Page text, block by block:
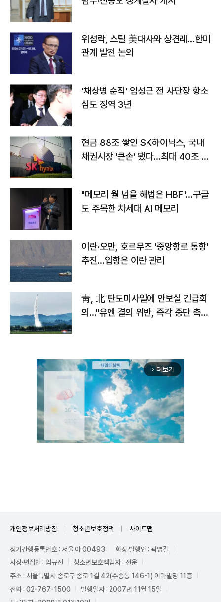
위성락, 스틸 美대사와 상견례…한미
관계 발전 논의
'채상병 순직' 임성근 전 사단장 항소
심도 징역 3년
현금 88조 쌓인 SK하이닉스, 국내
채권시장 '큰손' 됐다…최대 40조 투
"메모리 월 넘을 해법은 HBF"…구글
도 주목한 차세대 AI 메모리
이란·오만, 호르무즈 '중앙항로 통항'
추진…입항은 이란 관리
靑, 北 탄도미사일에 안보실 긴급회
의…"유엔 결의 위반, 즉각 중단 촉
arrow_forward_ios 더보기
개인정보처리방침 청소년보호정책 사이트맵
정기간행등록번호 : 서울 아 00493
회장·발행인 : 곽영길
사장·편집인 : 임규진
청소년보호책임자 : 전운
주소 : 서울특별시 종로구 종로 1길 42(수송동 146-1) 이마빌딩 11층
전화 : 02-767-1500
발행일자 : 2007년 11월 15일